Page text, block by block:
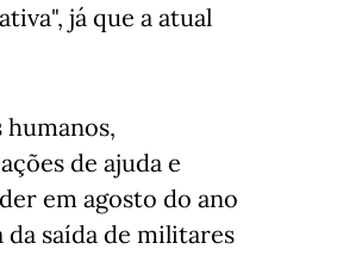
já que a atual
de ajuda e
em agosto do ano
da saída de militares